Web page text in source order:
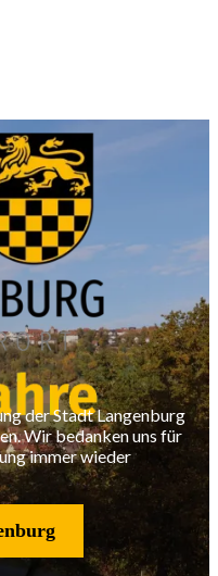
der Stadt Langenburg
Wir bedanken uns für
immer wieder